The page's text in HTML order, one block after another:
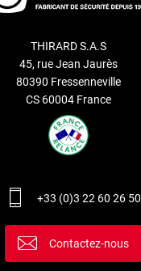
THIRARD S.A.S
45, rue Jean Jaurès
80390 Fressenneville
CS 60004 France
+33 (0)3 22 60 26 50
Contactez-nous